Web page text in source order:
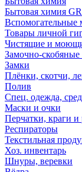
Бытовая химия
Вспомогательные
Товары личной
Чистящие и
Замочно-скобяные
Замки
Плёнки, скотчи,
Полив
Спец. одежда,
Маски и очки
Перчатки, краги
Респираторы
Текстильная
Хоз. инвентарь
Шнуры, веревки